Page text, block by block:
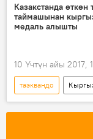
Казакстанда өткөн
таймашынан
медаль алышты
10 Үчтүн айы 2017,
таэквандо
Жаңылыктар